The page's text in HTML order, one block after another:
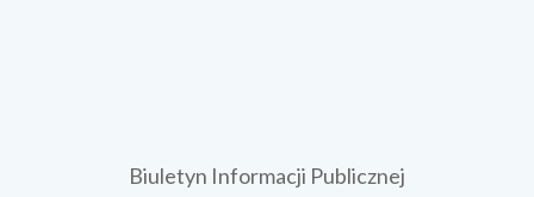
Biuletyn Informacji Publicznej